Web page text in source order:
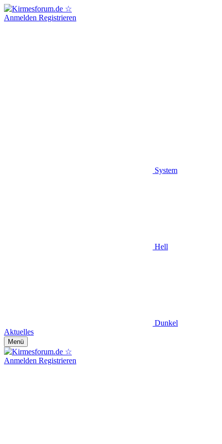
Anmelden Registrieren
System
Hell
Dunkel
Aktuelles
Menü
Anmelden Registrieren